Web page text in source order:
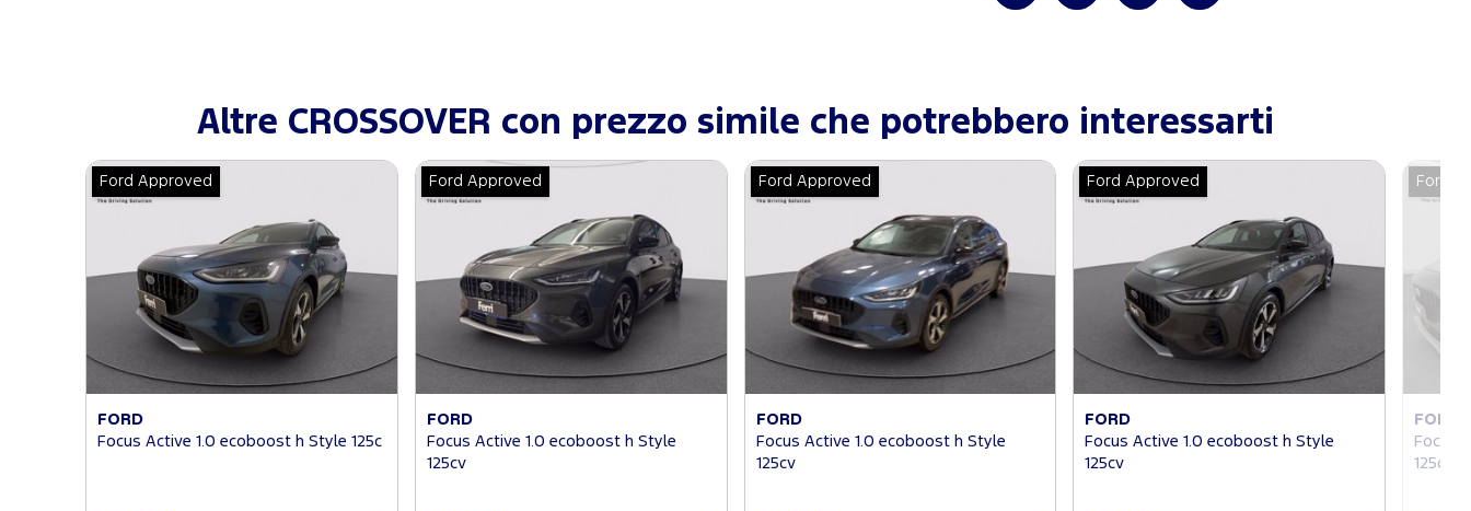
Altre CROSSOVER con prezzo simile che potrebbero interessarti
Ford Approved
FORD
Focus Active 1.0 ecoboost h Style 125c
Ford Approved
FORD
Focus Active 1.0 ecoboost h Style
125cv
Ford Approved
FORD
Focus Active 1.0 ecoboost h Style
125cv
Ford Approved
FORD
Focus Active 1.0 ecoboost h Style
125cv
Ford
FORD
Focus
125cv